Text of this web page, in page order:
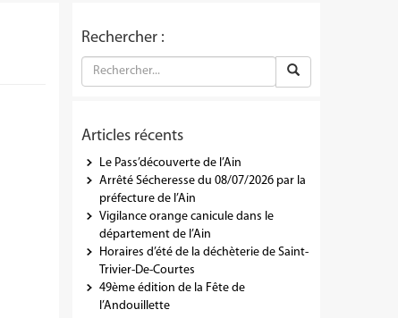
Rechercher :
Articles récents
Le Pass’découverte de l’Ain
Arrêté Sécheresse du 08/07/2026 par la
préfecture de l’Ain
Vigilance orange canicule dans le
département de l’Ain
Horaires d’été de la déchèterie de Saint-
Trivier-De-Courtes
49ème édition de la Fête de
l’Andouillette